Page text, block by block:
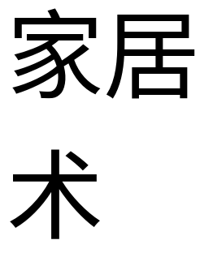
家
术